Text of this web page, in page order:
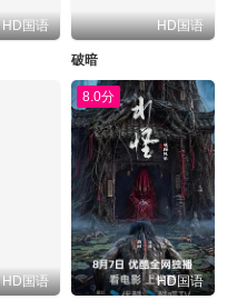
HD国语 HD国语
破暗
HD国语
8.0分
HD国语